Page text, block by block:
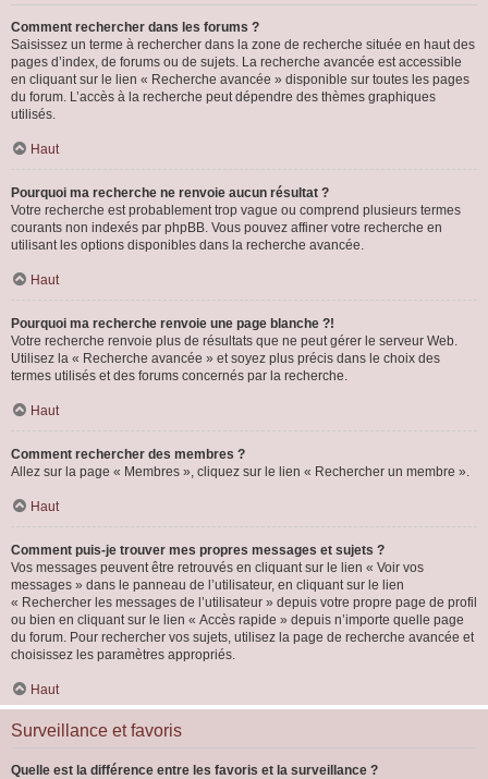
Comment rechercher dans les forums ?
Saisissez un terme à rechercher dans la zone de recherche située en haut des
pages d’index, de forums ou de sujets. La recherche avancée est accessible
en cliquant sur le lien « Recherche avancée » disponible sur toutes les pages
du forum. L’accès à la recherche peut dépendre des thèmes graphiques
utilisés.
Haut
Pourquoi ma recherche ne renvoie aucun résultat ?
Votre recherche est probablement trop vague ou comprend plusieurs termes
courants non indexés par phpBB. Vous pouvez affiner votre recherche en
utilisant les options disponibles dans la recherche avancée.
Haut
Pourquoi ma recherche renvoie une page blanche ?!
Votre recherche renvoie plus de résultats que ne peut gérer le serveur Web.
Utilisez la « Recherche avancée » et soyez plus précis dans le choix des
termes utilisés et des forums concernés par la recherche.
Haut
Comment rechercher des membres ?
Allez sur la page « Membres », cliquez sur le lien « Rechercher un membre ».
Haut
Comment puis-je trouver mes propres messages et sujets ?
Vos messages peuvent être retrouvés en cliquant sur le lien « Voir vos
messages » dans le panneau de l’utilisateur, en cliquant sur le lien
« Rechercher les messages de l’utilisateur » depuis votre propre page de profil
ou bien en cliquant sur le lien « Accès rapide » depuis n’importe quelle page
du forum. Pour rechercher vos sujets, utilisez la page de recherche avancée et
choisissez les paramètres appropriés.
Haut
Surveillance et favoris
Quelle est la différence entre les favoris et la surveillance ?